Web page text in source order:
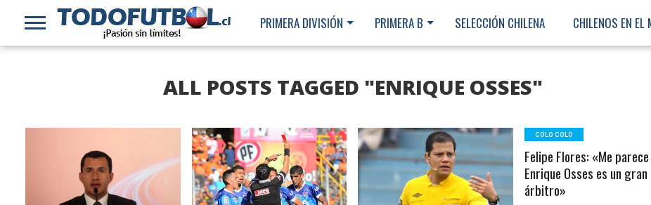
PRIMERA DIVISIÓN PRIMERA B SELECCIÓN CHILENA CHILENOS EN EL
ALL POSTS TAGGED "ENRIQUE OSSES"
LEER MÁS LEER MÁS LEER MÁS
COLO COLO
Felipe Flores: «Me
Enrique Osses es un gran
árbitro»